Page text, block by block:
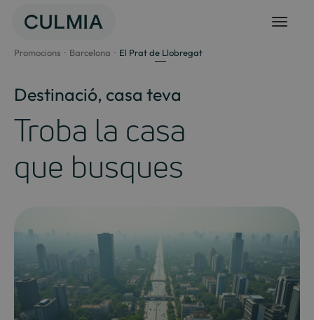
Promocions Barcelona El Prat de Llobregat
Destinació, casa teva
Troba la casa
que busques